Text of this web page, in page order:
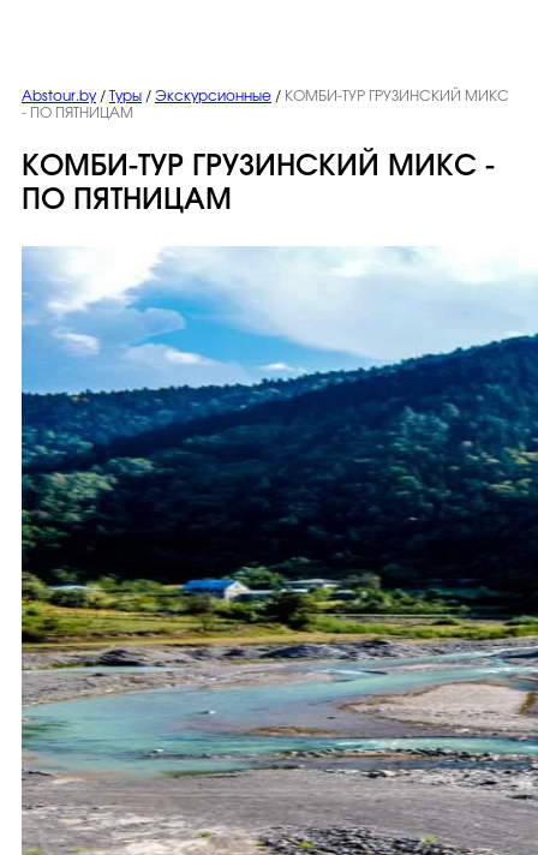
Abstour.by / Туры / Экскурсионные / КОМБИ-ТУР ГРУЗИНСКИЙ МИКС
- ПО ПЯТНИЦАМ
КОМБИ-ТУР ГРУЗИНСКИЙ МИКС -
ПО ПЯТНИЦАМ